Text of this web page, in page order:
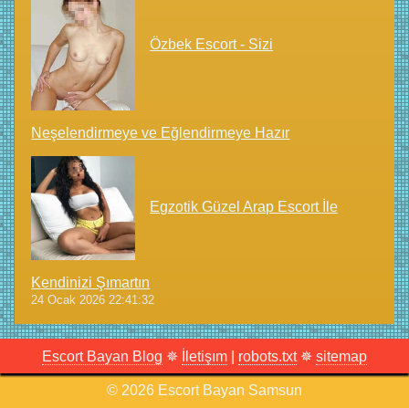
Özbek Escort - Sizi
Neşelendirmeye ve Eğlendirmeye Hazır
Egzotik Güzel Arap Escort İle
Kendinizi Şımartın
24 Ocak 2026 22:41:32
Escort Bayan Blog ✵ İletişım robots.txt ✵ sitemap
© 2026 Escort Bayan Samsun